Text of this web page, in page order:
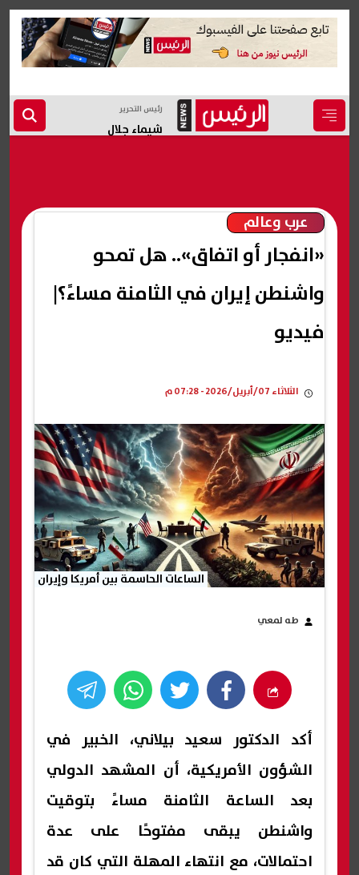
رئيس التحرير
شيماء جلال
عرب وعالم
«انفجار أو اتفاق».. هل تمحو
واشنطن إيران في الثامنة مساءً؟|
فيديو
الثلاثاء 07/أبريل/2026 - 07:28 م
الساعات الحاسمة بين أمريكا وإيران
طه لمعي
أكد الدكتور سعيد بيلاني، الخبير في
الشؤون الأمريكية، أن المشهد الدولي
بعد الساعة الثامنة مساءً بتوقيت
واشنطن يبقى مفتوحًا على عدة
احتمالات، مع انتهاء المهلة التي كان قد